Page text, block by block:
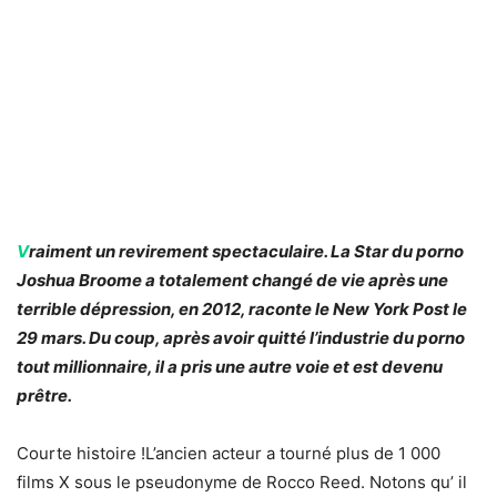
Vraiment un revirement spectaculaire. La Star du porno
Joshua Broome a totalement changé de vie après une
terrible dépression, en 2012, raconte le New York Post le
29 mars. Du coup, après avoir quitté l’industrie du porno
tout millionnaire, il a pris une autre voie et est devenu
prêtre.
Courte histoire !L’ancien acteur a tourné plus de 1 000
films X sous le pseudonyme de Rocco Reed. Notons qu’ il